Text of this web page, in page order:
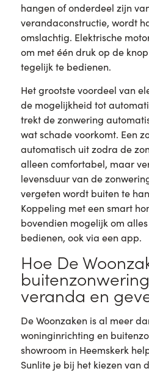
hangen of onderdeel zijn
verandaconstructie, wordt
omslachtig. Elektrische
om met één druk op de
tegelijk te bedienen.
Het grootste voordeel van
de mogelijkheid tot
trekt de zonwering
wat schade voorkomt. Een
automatisch uit zodra de
alleen comfortabel, maar
levensduur van de
vergeten wordt buiten te
Koppeling met een smart
bovendien mogelijk om
bedienen, ook via een app.
Hoe De
veranda en
De Woonzaken is al meer
woninginrichting en
showroom in Heemskerk
Sunlite je bij het kiezen van